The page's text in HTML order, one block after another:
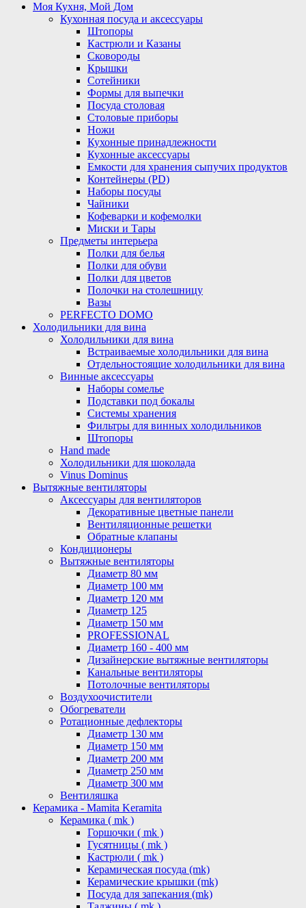
Моя Кухня, Мой Дом
Кухонная посуда и аксессуары
Штопоры
Кастрюли и Казаны
Сковороды
Крышки
Сотейники
Формы для выпечки
Посуда столовая
Столовые приборы
Ножи
Кухонные принадлежности
Кухонные аксессуары
Емкости для хранения сыпучих продуктов
Контейнеры (PD)
Наборы посуды
Чайники
Кофеварки и кофемолки
Миски и Тары
Предметы интерьера
Полки для белья
Полки для обуви
Полки для цветов
Полочки на столешницу
Вазы
PERFECTO DOMO
Холодильники для вина
Холодильники для вина
Встраиваемые холодильники для вина
Отдельностоящие холодильники для вина
Винные аксессуары
Наборы сомелье
Подставки под бокалы
Системы хранения
Фильтры для винных холодильников
Штопоры
Hand made
Холодильники для шоколада
Vinus Dominus
Вытяжные вентиляторы
Аксессуары для вентиляторов
Декоративные цветные панели
Вентиляционные решетки
Обратные клапаны
Кондиционеры
Вытяжные вентиляторы
Диаметр 80 мм
Диаметр 100 мм
Диаметр 120 мм
Диаметр 125
Диаметр 150 мм
PROFESSIONAL
Диаметр 160 - 400 мм
Дизайнерские вытяжные вентиляторы
Канальные вентиляторы
Потолочные вентиляторы
Воздухоочистители
Обогреватели
Ротационные дефлекторы
Диаметр 130 мм
Диаметр 150 мм
Диаметр 200 мм
Диаметр 250 мм
Диаметр 300 мм
Вентиляшка
Керамика - Mamita Keramita
Керамика ( mk )
Горшочки ( mk )
Гусятницы ( mk )
Кастрюли ( mk )
Керамическая посуда (mk)
Керамические крышки (mk)
Посуда для запекания (mk)